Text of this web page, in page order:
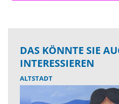
DAS KÖNNTE SIE
INTERESSIEREN
ALTSTADT